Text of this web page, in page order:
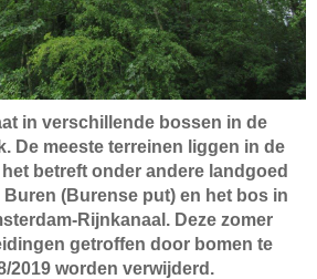
in verschillende bossen in de
De meeste terreinen liggen in de
betreft onder andere landgoed
(Burense put) en het bos in
Rijnkanaal. Deze zomer
getroffen door bomen te
2019 worden verwijderd.